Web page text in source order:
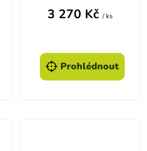
3 270 Kč / ks
Prohlédnout